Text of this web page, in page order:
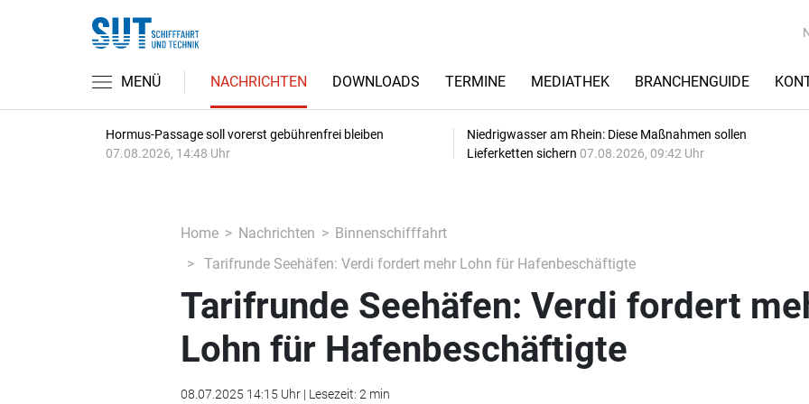
MENÜ NACHRICHTEN DOWNLOADS TERMINE MEDIATHEK BRANCHENGUIDE
Hormus-Passage soll vorerst gebührenfrei bleiben
07.08.2026, 14:48 Uhr
Niedrigwasser am Rhein: Diese Maßnahmen sollen
Lieferketten sichern 07.08.2026, 09:42 Uhr
Home Nachrichten
Binnenschifffahrt
Tarifrunde Seehäfen: Verdi fordert mehr Lohn für Hafenbeschäftigte
Tarifrunde Seehäfen: Verdi fordert
Lohn für Hafenbeschäftigte
08.07.2025 14:15 Uhr | Lesezeit: 2 min